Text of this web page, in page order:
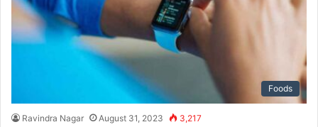
Foods
Ravindra Nagar August 31, 2023 3,217